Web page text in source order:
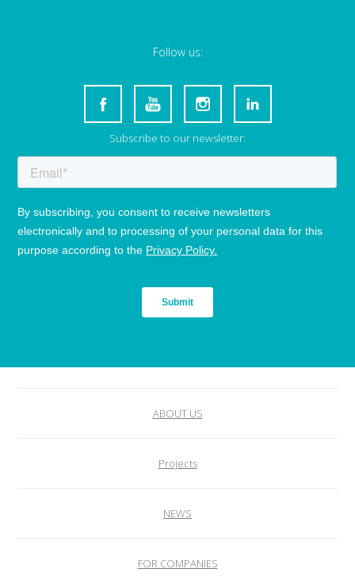
Follow us:
Subscribe to our newsletter:
ABOUT US
Projects
NEWS
FOR COMPANIES